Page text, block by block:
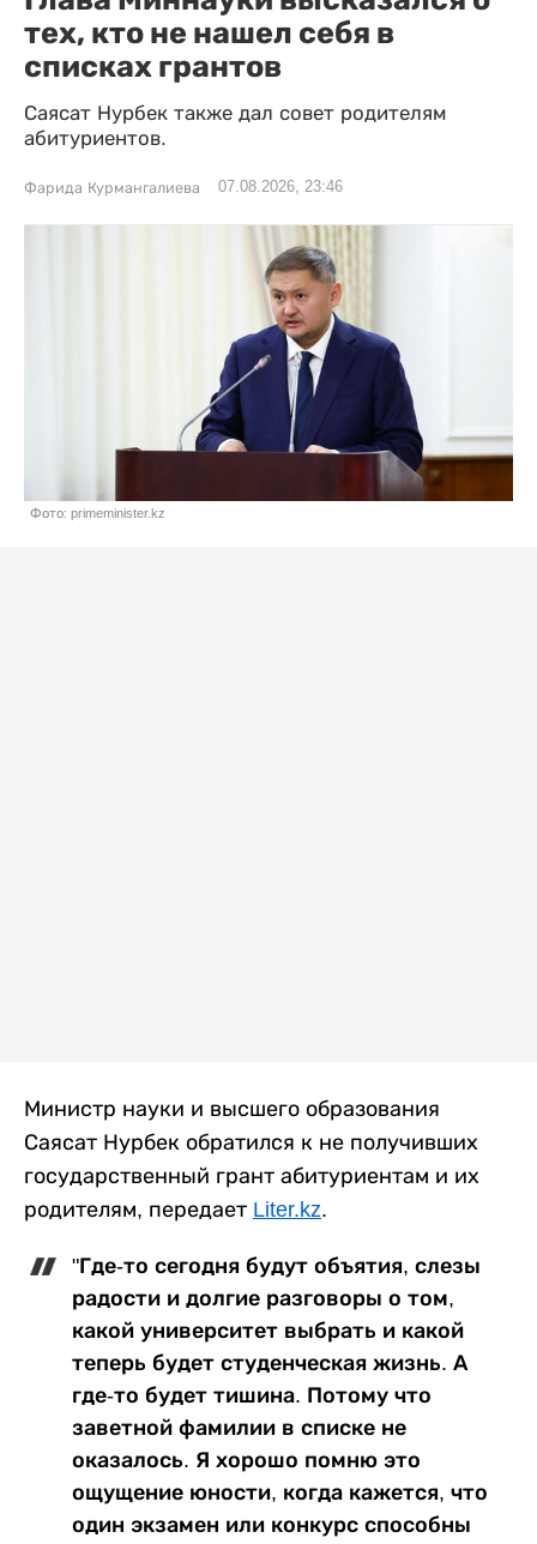
тех, кто не нашел себя в
списках грантов
Саясат Нурбек также дал совет родителям
абитуриентов.
Фарида Курмангалиева 07.08.2026, 23:46
Фото: primeminister.kz
Министр науки и высшего образования
Саясат Нурбек обратился к не получивших
государственный грант абитуриентам и их
родителям, передает Liter.kz.
"Где-то сегодня будут объятия, слезы
радости и долгие разговоры о том,
какой университет выбрать и какой
теперь будет студенческая жизнь. А
где-то будет тишина. Потому что
заветной фамилии в списке не
оказалось. Я хорошо помню это
ощущение юности, когда кажется, что
один экзамен или конкурс способны